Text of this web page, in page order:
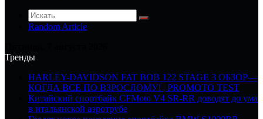
Random Article
Тренды
HARLEY-DAVIDSON FAT BOB 122 STAGE 3 ОБЗОР—
КОГДА ВСЕ ПО ВЗРОСЛОМУ! | PROMOTO TEST
Китайский спортбайк CFMoto V4 SR-RR доводят до ума
в итальянской аэротрубе